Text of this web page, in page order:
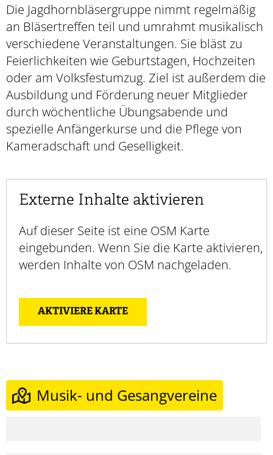
Die Jagdhornbläsergruppe nimmt regelmäßig
an Bläsertreffen teil und umrahmt musikalisch
verschiedene Veranstaltungen. Sie bläst zu
Feierlichkeiten wie Geburtstagen, Hochzeiten
oder am Volksfestumzug. Ziel ist außerdem die
Ausbildung und Förderung neuer Mitglieder
durch wöchentliche Übungsabende und
spezielle Anfängerkurse und die Pflege von
Kameradschaft und Geselligkeit.
Externe Inhalte aktivieren
Auf dieser Seite ist eine OSM Karte
eingebunden. Wenn Sie die Karte aktivieren,
werden Inhalte von OSM nachgeladen.
AKTIVIERE KARTE
Musik- und Gesangvereine